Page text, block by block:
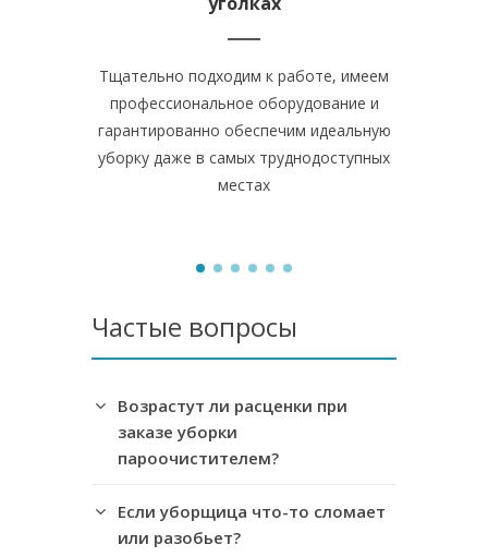
Тщательно подходим к работе, имеем
профессиональное оборудование и
гарантированно обеспечим идеальную
уборку даже в самых труднодоступных
местах
Частые вопросы
Возрастут ли расценки при
заказе уборки
пароочистителем?
Если уборщица что-то сломает
или разобьет?